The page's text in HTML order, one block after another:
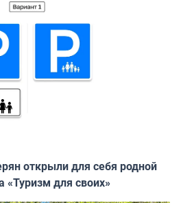
открыли для себя родной
«Туризм для своих»